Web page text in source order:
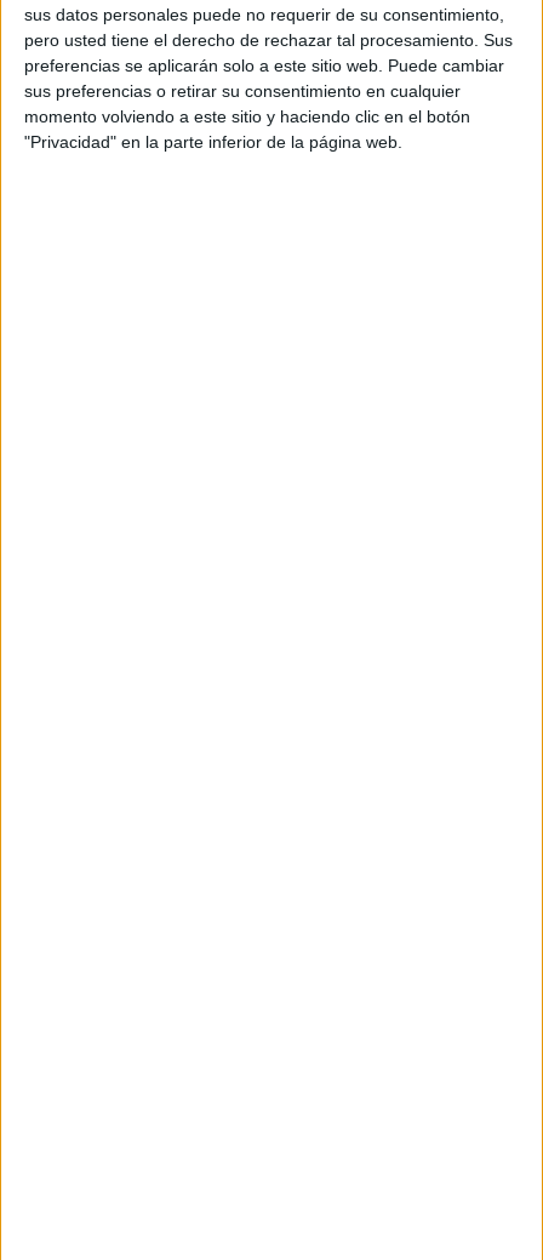
sus datos personales puede no requerir de su consentimiento,
pero usted tiene el derecho de rechazar tal procesamiento. Sus
preferencias se aplicarán solo a este sitio web. Puede cambiar
sus preferencias o retirar su consentimiento en cualquier
momento volviendo a este sitio y haciendo clic en el botón
"Privacidad" en la parte inferior de la página web.
moderada.
El episodio más significativo se produjoeste domingo
por la tarde, cuando varios terremotos de magnitud
cercana a 3 grados se localizaron en la zona de M’Diq y
el Estrecho de Gibraltar
. Uno de ellos alcanzó una